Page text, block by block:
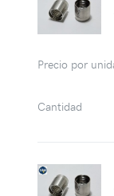
Precio por
Cantidad